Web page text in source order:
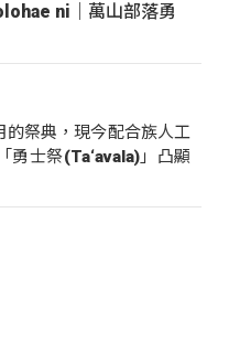
ni｜萬山部落勇
祭典，現今配合族人工
勇士祭(Ta‘avala)」凸顯